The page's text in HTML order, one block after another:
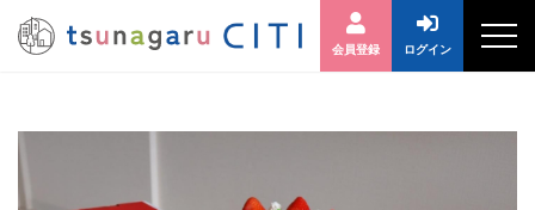
会員登録 ログイン